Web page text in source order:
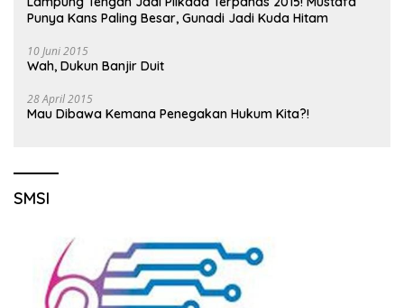
Punya Kans Paling Besar, Gunadi Jadi Kuda Hitam
10 Juni 2015
Wah, Dukun Banjir Duit
28 April 2015
Mau Dibawa Kemana Penegakan Hukum Kita?!
SMSI